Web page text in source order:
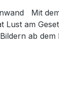
Mit
Lust am
ab